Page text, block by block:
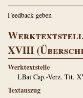
Feedback geben
XVIII
Werktextstelle
LBai Cap.-Verz. Tit.
Textauszug